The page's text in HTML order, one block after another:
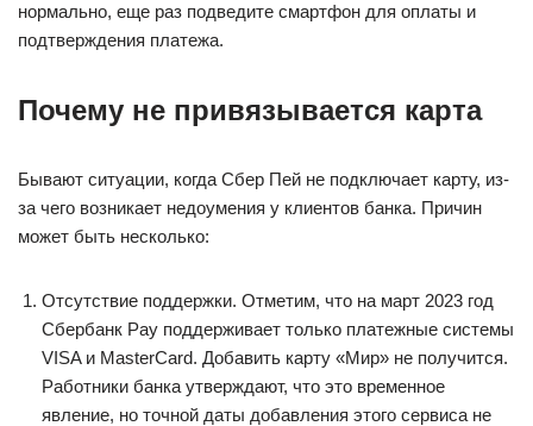
нормально, еще раз подведите смартфон для оплаты и
подтверждения платежа.
Почему не привязывается карта
Бывают ситуации, когда Сбер Пей не подключает карту, из-
за чего возникает недоумения у клиентов банка. Причин
может быть несколько:
Отсутствие поддержки. Отметим, что на март 2023 год
Сбербанк Pay поддерживает только платежные системы
VISA и MasterCard. Добавить карту «Мир» не получится.
Работники банка утверждают, что это временное
явление, но точной даты добавления этого сервиса не